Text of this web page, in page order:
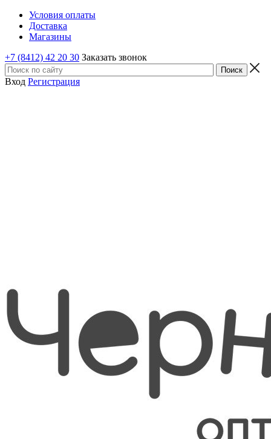
Условия оплаты
Доставка
Магазины
+7 (8412) 42 20 30 Заказать звонок
Вход Регистрация